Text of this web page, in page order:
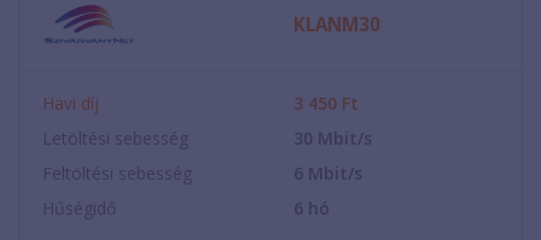
KLANM30
Havi díj 3 450 Ft
Letöltési sebesség
30 Mbit/s
Feltöltési sebesség
6 Mbit/s
Hűségidő
6 hó